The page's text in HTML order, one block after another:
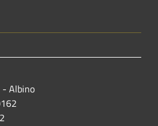
- Albino